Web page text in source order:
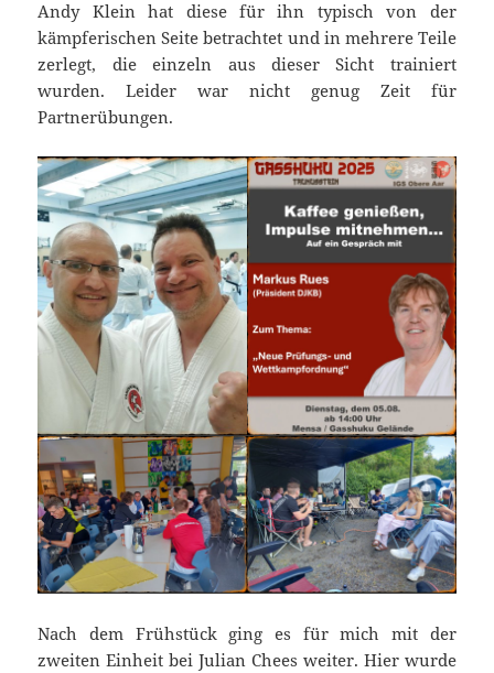
Andy Klein hat diese für ihn typisch von der
kämpferischen Seite betrachtet und in mehrere Teile
zerlegt, die einzeln aus dieser Sicht trainiert
wurden. Leider war nicht genug Zeit für
Partnerübungen.
Nach dem Frühstück ging es für mich mit der
zweiten Einheit bei Julian Chees weiter. Hier wurde